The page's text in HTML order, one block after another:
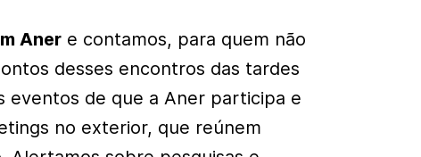
Aner e contamos, para quem não
desses encontros das tardes
eventos de que a Aner participa e
no exterior, que reúnem